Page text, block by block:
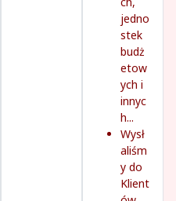
jedno
stek
budż
etow
ych i
innyc
h...
Wysł
aliśm
y do
Klient